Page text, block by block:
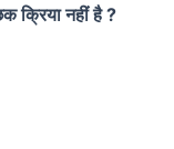
क्रिया नहीं है ?